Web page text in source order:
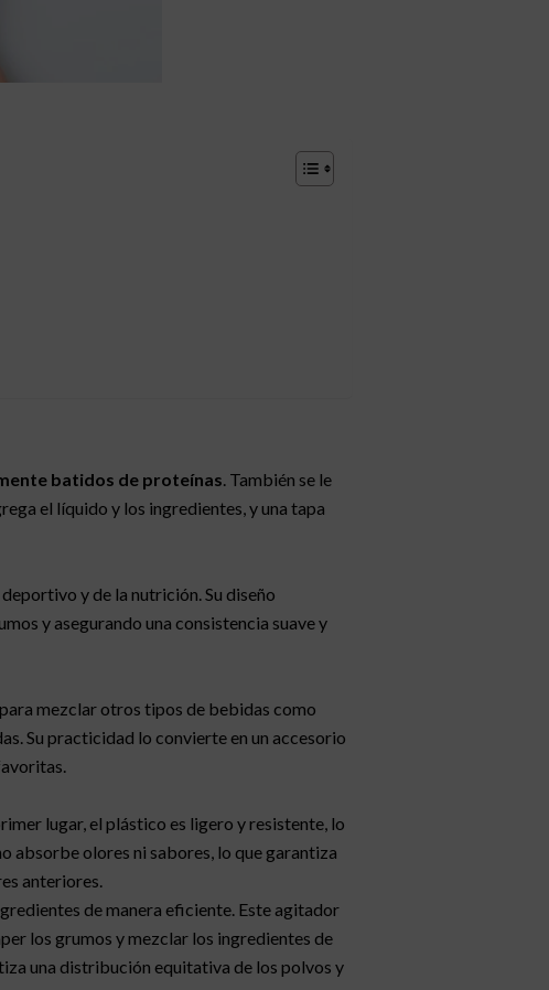
batidos de proteínas. También se le
el líquido y los ingredientes, y una tapa
y de la nutrición. Su diseño
y asegurando una consistencia suave y
mezclar otros tipos de bebidas como
Su practicidad lo convierte en un accesorio
lugar, el plástico es ligero y resistente, lo
absorbe olores ni sabores, lo que garantiza
anteriores.
de manera eficiente. Este agitador
los grumos y mezclar los ingredientes de
una distribución equitativa de los polvos y